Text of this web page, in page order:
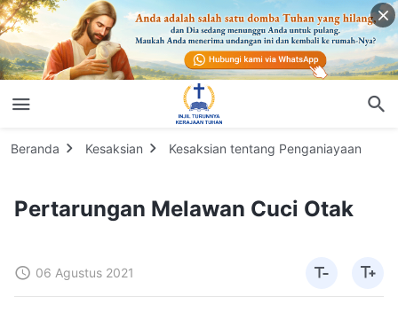
Beranda Kesaksian Kesaksian tentang Penganiayaan
Pertarungan Melawan Cuci Otak
06 Agustus 2021